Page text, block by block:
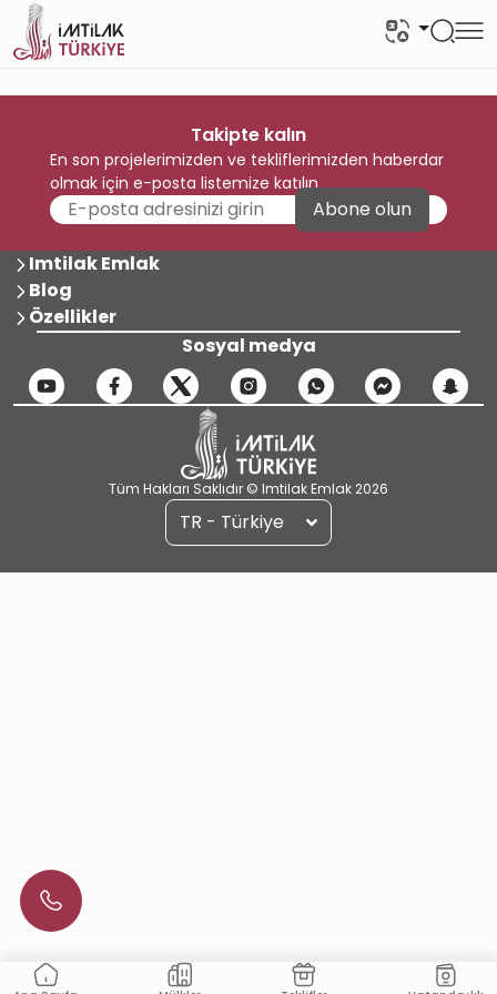
Takipte kalın
En son projelerimizden ve tekliflerimizden haberdar
olmak için e-posta listemize katılın
Abone olun
Imtilak Emlak
Blog
Özellikler
Sosyal medya
Tüm Hakları Saklıdır © Imtilak Emlak 2026
TR - Türkiye